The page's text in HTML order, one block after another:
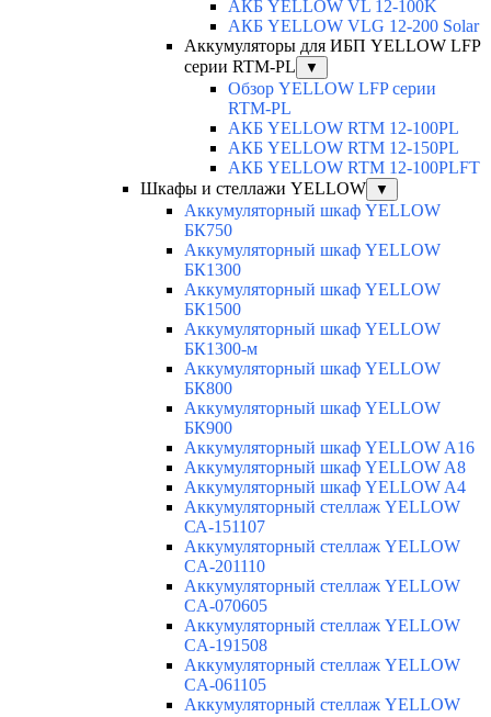
АКБ YELLOW VL 12-100K
АКБ YELLOW VLG 12-200 Solar
Аккумуляторы для ИБП YELLOW LFP
серии RTM-PL
▼
Обзор YELLOW LFP серии
RTM-PL
АКБ YELLOW RTM 12-100PL
АКБ YELLOW RTM 12-150PL
АКБ YELLOW RTM 12-100PLFT
Шкафы и стеллажи YELLOW
▼
Аккумуляторный шкаф YELLOW
БК750
Аккумуляторный шкаф YELLOW
БК1300
Аккумуляторный шкаф YELLOW
БК1500
Аккумуляторный шкаф YELLOW
БК1300-м
Аккумуляторный шкаф YELLOW
БК800
Аккумуляторный шкаф YELLOW
БК900
Аккумуляторный шкаф YELLOW A16
Аккумуляторный шкаф YELLOW A8
Аккумуляторный шкаф YELLOW A4
Аккумуляторный стеллаж YELLOW
СА-151107
Аккумуляторный стеллаж YELLOW
CA-201110
Аккумуляторный стеллаж YELLOW
CA-070605
Аккумуляторный стеллаж YELLOW
CA-191508
Аккумуляторный стеллаж YELLOW
CA-061105
Аккумуляторный стеллаж YELLOW